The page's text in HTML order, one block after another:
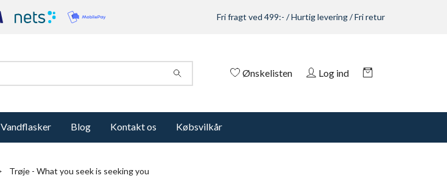
Fri fragt ved 499:- / Hurtig levering / Fri retur
Ønskelisten Log ind
Vandflasker Blog Kontakt os Købsvilkår
Trøje - What you seek is seeking you